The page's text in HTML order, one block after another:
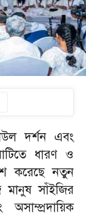
দর্শন এবং
ধারণ ও
করেছে নতুন
মানুষ সাঁইজির